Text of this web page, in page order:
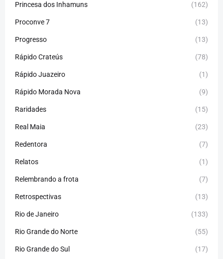
Princesa dos Inhamuns (162)
Proconve 7 (13)
Progresso (13)
Rápido Crateús (78)
Rápido Juazeiro (1)
Rápido Morada Nova (9)
Raridades (15)
Real Maia (23)
Redentora (7)
Relatos (1)
Relembrando a frota (7)
Retrospectivas (13)
Rio de Janeiro (133)
Rio Grande do Norte (55)
Rio Grande do Sul (17)